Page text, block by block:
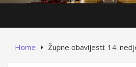
Home Župne obavijesti: 14.